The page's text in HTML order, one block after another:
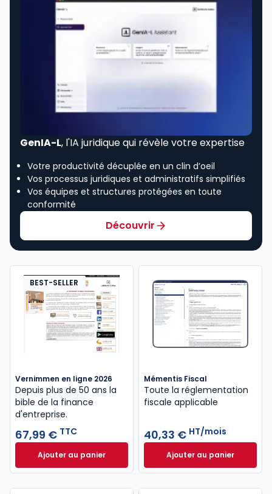
GenIA-L, l'IA juridique qui révèle votre expertise
Votre productivité décuplée en un clin d’oeil
Vos processus juridiques et administratifs simplifiés
Vos équipes et structures protégées en toute
conformité
Découvrir
BEST-SELLER
Vernimmen en ligne 2026
Depuis plus de 50 ans la
bible de la finance
d'entreprise.
67,99 € TTC
Ajouter au panierVernimmen en ligne 2026 à 67,99 € TTC
Mémentis Fiscal
Toute la réglementation
fiscale applicable
40,33 € HT/mois
Ajouter au panier
Mémentis Fiscal